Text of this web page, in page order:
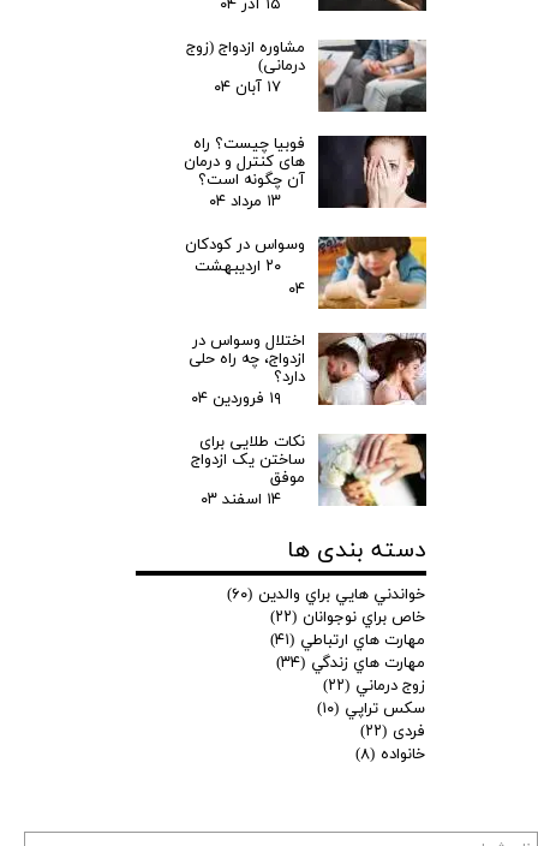
۱۵ آذر ۰۴
مشاوره ازدواج (زوج
درمانی)
۱۷ آبان ۰۴
فوبیا چیست؟ راه
های کنترل و درمان
آن چگونه است؟
۱۳ مرداد ۰۴
وسواس در کودکان
۲۰ اردیبهشت
۰۴
اختلال وسواس در
ازدواج، چه راه حلی
دارد؟
۱۹ فروردین ۰۴
نکات طلایی برای
ساختن یک ازدواج
موفق
۱۴ اسفند ۰۳
دسته بندی ها
خواندني هايي براي والدين (۶۰)
خاص براي نوجوانان (۲۲)
مهارت هاي ارتباطي (۴۱)
مهارت هاي زندگي (۳۴)
زوج درماني (۲۲)
سكس تراپي (۱۰)
فردی (۲۲)
خانواده (۸)